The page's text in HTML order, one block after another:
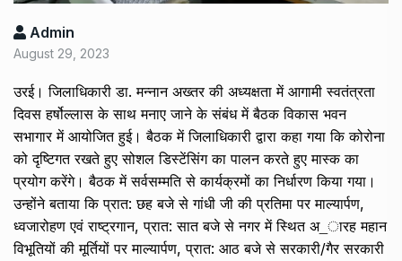
Admin
August 29, 2023
उरई। जिलाधिकारी डा. मन्नान अख्तर की अध्यक्षता में आगामी स्वतंत्रता
दिवस हर्षोल्लास के साथ मनाए जाने के संबंध में बैठक विकास भवन
सभागार में आयोजित हुई। बैठक में जिलाधिकारी द्वारा कहा गया कि कोरोना
को दृष्टिगत रखते हुए सोशल डिस्टेंसिंग का पालन करते हुए मास्क का
प्रयोग करेंगे। बैठक में सर्वसम्मति से कार्यक्रमों का निर्धारण किया गया।
उन्होंने बताया कि प्रात: छह बजे से गांधी जी की प्रतिमा पर माल्यार्पण,
ध्वजारोहण एवं राष्ट्रगान, प्रात: सात बजे से नगर में स्थित अ_ारह महान
विभूतियों की मूर्तियों पर माल्यार्पण, प्रात: आठ बजे से सरकारी/गैर सरकारी